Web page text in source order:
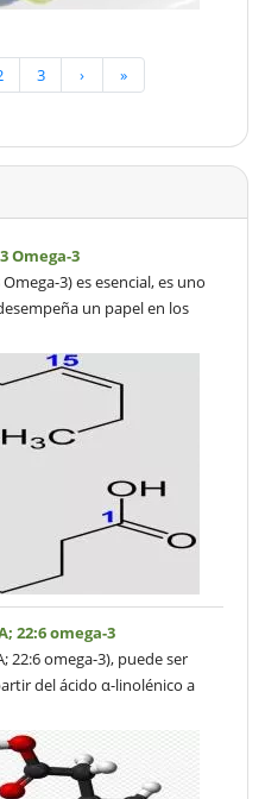
3 › »
Omega-3
3) es esencial, es uno
un papel en los
22:6 omega-3
22:6 omega-3), puede ser
del ácido α-linolénico a